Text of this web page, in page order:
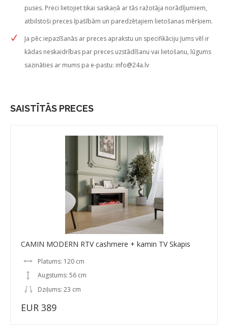
puses. Preci lietojiet tikai saskaņā ar tās ražotāja norādījumiem,
atbilstoši preces īpašībām un paredzētajiem lietošanas mērķiem.
Ja pēc iepazīšanās ar preces aprakstu un specifikāciju Jums vēl ir
kādas neskaidrības par preces uzstādīšanu vai lietošanu, lūgums
sazināties ar mums pa e-pastu: info@24a.lv
SAISTĪTĀS PRECES
CAMIN MODERN RTV cashmere + kamin TV Skapis
Platums: 120 cm
Augstums: 56 cm
Dziļums: 23 cm
EUR 389